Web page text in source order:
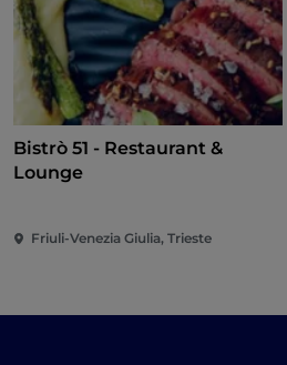
Bistrò 51 - Restaurant &
Lounge
Friuli-Venezia Giulia, Trieste